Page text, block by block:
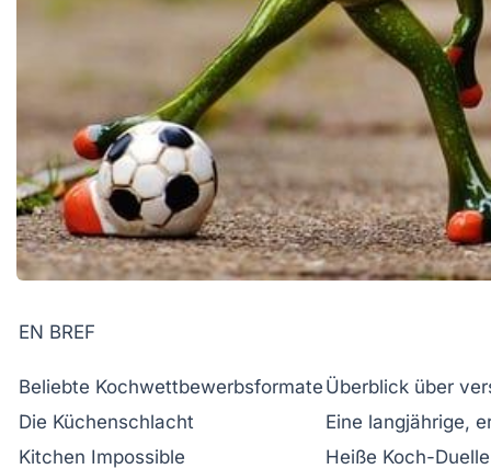
EN BREF
Beliebte Kochwettbewerbsformate Überblick über
Die Küchenschlacht
Eine langjährige,
Kitchen Impossible
Heiße Koch-